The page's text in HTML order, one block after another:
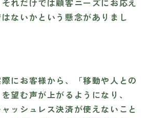
れだけでは顧客ニーズにお応え
ないかという懸念がありまし
にお客様から、「移動や人との
望む声が上がるようになり、
ャッシュレス決済が使えないこと